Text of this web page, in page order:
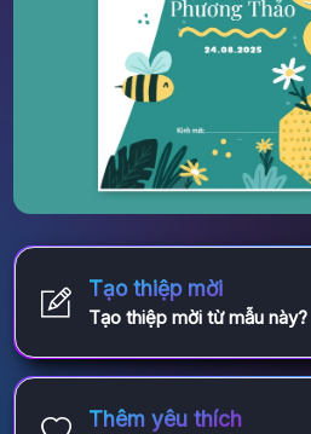
Tạo thiệp mời
Tạo thiệp mời từ mẫu này?
Thêm yêu thích